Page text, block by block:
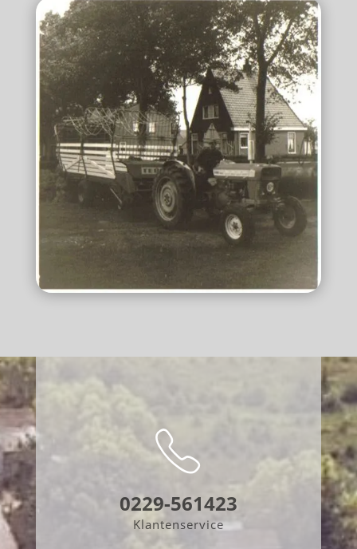
0229-561423
Klantenservice